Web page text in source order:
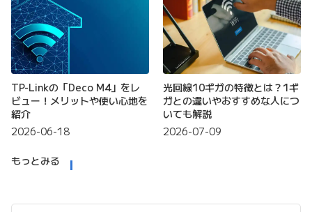
TP-Linkの「Deco M4」をレ
ビュー！メリットや使い心地を
紹介
2026-06-18
光回線10ギガの特徴とは？1ギ
ガとの違いやおすすめな人につ
いても解説
2026-07-09
もっとみる